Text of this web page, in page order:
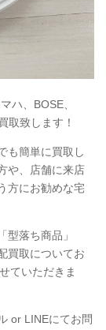
ハ、BOSE、
取致します！
も簡単に買取し
や、店舗に来店
方にお勧めな宅
型落ち商品」
買取についてお
ていただきま
or LINEにてお問